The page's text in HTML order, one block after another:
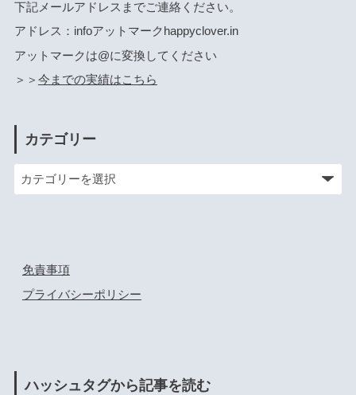
下記メールアドレスまでご連絡ください。
アドレス：infoアットマークhappyclover.in
アットマークは@に変換してください
＞＞ 今までの実績はこちら
カテゴリー
免責事項
プライバシーポリシー
ハッシュタグから記事を読む